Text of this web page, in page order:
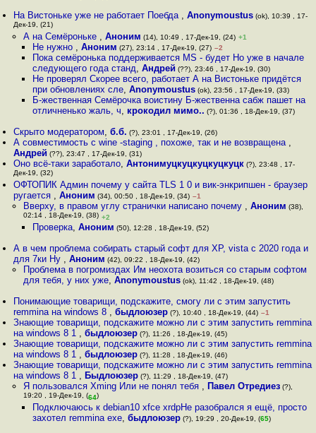
На Вистоньке уже не работает Поебда ,Anonymoustus (ok), 10:39 , 17-
Дек-19, (21)
А на Семёроньке , Аноним (14), 10:49 , 17-Дек-19, (24) +1
He нужно , Аноним (27), 23:14 , 17-Дек-19, (27) –2
Пока семёронька поддерживается MS - будет Но уже в начале
следующего года станд, Андрей (??), 23:46 , 17-Дек-19, (30)
Не проверял Скорее всего, работает А на Вистоньке придётся
при обновлениях сле, Anonymoustus(ok), 23:56 , 17-Дек-19, (33)
Б-жественная Семёрочка воистину Б-жественна сабж пашет на
отличненько жаль, ч, крокодил мимо.. (?), 01:36 , 18-Дек-19, (37)
Скрыто модератором,б.б. (?), 23:01 , 17-Дек-19, (26)
А совместимость с wine -staging , похоже, так и не возвращена ,
Андрей (??), 23:47 , 17-Дек-19, (31)
Оно всё-таки заработало,Антонимуцкуцкуцкуцкуцк (?), 23:48 , 17-
Дек-19, (32)
ОФТОПИК Админ почему у сайта TLS 1 0 и вик-энкрипшен - браузер
ругается ,Аноним (34), 00:50 , 18-Дек-19, (34) –1
Вверху, в правом углу странички написано почему , Аноним (38),
02:14 , 18-Дек-19, (38) +2
Проверка, Аноним (50), 12:28 , 18-Дек-19, (52)
А в чем проблема собирать старый софт для XP, vista с 2020 года и
для 7ки Ну ,Аноним (42), 09:22 , 18-Дек-19, (42)
Проблема в погромиздах Им неохота возиться со старым софтом
для тебя, у них уже, Anonymoustus(ok), 11:42 , 18-Дек-19, (48)
Понимающие товарищи, подскажите, смогу ли с этим запустить
remmina на windows 8 ,быдлоюзер (?), 10:40 , 18-Дек-19, (44) –1
Знающие товарищи, подскажите можно ли с этим запустить remmina
на windows 8 1 ,быдлоюзер (?), 11:26 , 18-Дек-19, (45)
Знающие товарищи, подскажите можно ли с этим запустить remmina
на windows 8 1 ,быдлоюзер (?), 11:28 , 18-Дек-19, (46)
Знающие товарищи, подскажите можно ли с этим запустить remmina
на windows 8 1 , Быдлоюзер (?), 11:29 , 18-Дек-19, (47)
Я пользовался Xming Или не понял тебя , Павел Отредиез(?),
19:20 , 19-Дек-19, (64)
Подключаюсь к debian10 xfce xrdpНе разобрался я ещё, просто
захотел remmina exe, быдлоюзер(?), 19:29 , 20-Дек-19, (65)